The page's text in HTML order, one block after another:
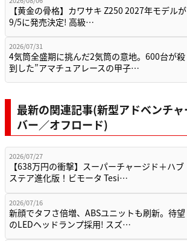
【黄金の骨格】カワサキ Z250 2027年モデルが
9/5に発売決定! 高級…
2026/07/31
4気筒全盛期に挑んだ2気筒の意地。600台が殺
到した”アマチュアレースの甲子…
最新の関連記事(新型アドベンチ
バー／オフロード)
2026/07/27
【638万円の衝撃】スーパーチャージド＋ハブ
ステア進化版！ビモータ Tesi…
2026/07/16
新顔でタフさ倍増、ABSユニットも刷新。待望
のLEDヘッドランプ採用! スズ…